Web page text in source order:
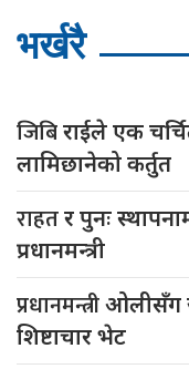
भर्खरै
जिबिराईले एक
लामिछानेको कर्तुत
राहतर पुनः
प्रधानमन्त्री
प्रधानमन्त्रीओलीसँग
शिष्टाचार भेट